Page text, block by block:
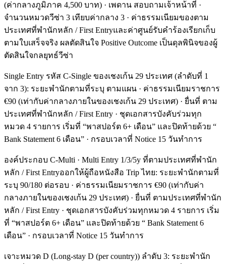
(ค่ากลางภูมิภาค 4,500 บาท) · เพดาน สอบถามเจ้าหน้าที่ ·
จำนวนหมวดวีซ่า 3 เทียบค่ากลาง 3 · ค่าธรรมเนียมของตาม
ประเทศที่พำนักหลัก / First Entryและค่าศูนย์รับคำร้องเรียกเก็บ
ตามใบเสร็จจริง ผลตัดสินใจ Positive Outcome เป็นดุลพินิจของผู้
ตัดสินใจกลยุทธ์วีซ่า
Single Entry รหัส C-Single ของเชงเก้น 29 ประเทศ (ลำดับที่ 1
จาก 3): ระยะพำนักตามที่ระบุ ตามแผน · ค่าธรรมเนียมราชการ
€90 (เท่ากับค่ากลางภายในของเชงเก้น 29 ประเทศ) · ยื่นที่ ตาม
ประเทศที่พำนักหลัก / First Entry · ชุดเอกสารบังคับร่วมทุก
หมวด 4 รายการ เริ่มที่ “พาสปอร์ต 6+ เดือน” และปิดท้ายด้วย “
Bank Statement 6 เดือน” · กรอบเวลาที่ Notice 15 วันทำการ
องค์ประกอบ C-Multi · Multi Entry 1/3/5y ที่ตามประเทศที่พำนัก
หลัก / First Entryออกให้ผู้ถือหนังสือ Trip ไทย: ระยะพำนักตามที่
ระบุ 90/180 ต่อรอบ · ค่าธรรมเนียมราชการ €90 (เท่ากับค่า
กลางภายในของเชงเก้น 29 ประเทศ) · ยื่นที่ ตามประเทศที่พำนัก
หลัก / First Entry · ชุดเอกสารบังคับร่วมทุกหมวด 4 รายการ เริ่ม
ที่ “พาสปอร์ต 6+ เดือน” และปิดท้ายด้วย “ Bank Statement 6
เดือน” · กรอบเวลาที่ Notice 15 วันทำการ
เจาะหมวด D (Long-stay D (per country)) ลำดับ 3: ระยะพำนัก